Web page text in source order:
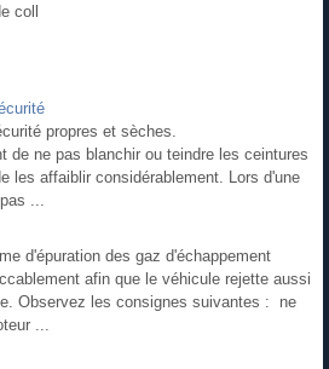
coll
propres et sèches.
de ne pas blanchir ou teindre les ceintures
les affaiblir considérablement. Lors d'une
...
d'épuration des gaz d'échappement
afin que le véhicule rejette aussi
Observez les consignes suivantes : ne
...